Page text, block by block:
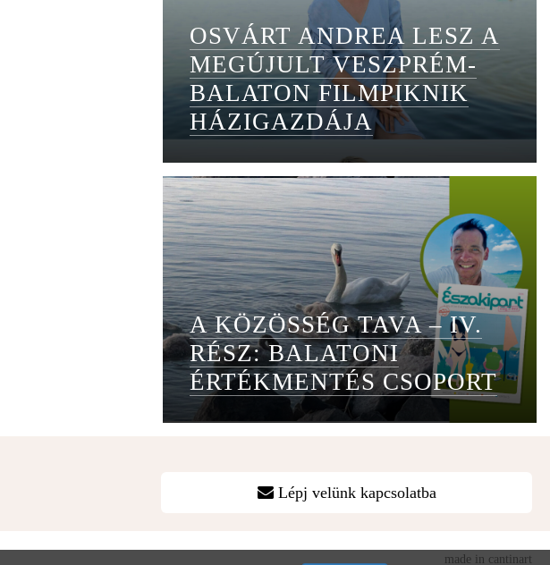
OSVÁRT ANDREA LESZ A
MEGÚJULT VESZPRÉM-
BALATON FILMPIKNIK
HÁZIGAZDÁJA
A KÖZÖSSÉG TAVA – IV.
RÉSZ: BALATONI
ÉRTÉKMENTÉS CSOPORT
Lépj velünk kapcsolatba
made in cantinart